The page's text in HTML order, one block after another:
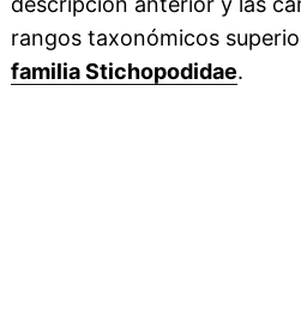
rangos taxonómicos
familia Stichopodidae.